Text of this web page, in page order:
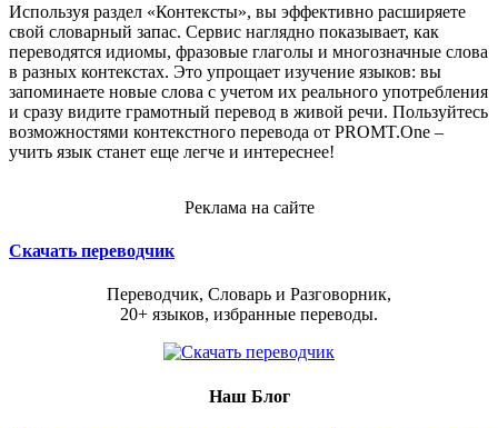
Используя раздел «Контексты», вы эффективно расширяете
свой словарный запас. Сервис наглядно показывает, как
переводятся идиомы, фразовые глаголы и многозначные слова
в разных контекстах. Это упрощает изучение языков: вы
запоминаете новые слова с учетом их реального употребления
и сразу видите грамотный перевод в живой речи. Пользуйтесь
возможностями контекстного перевода от PROMT.One –
учить язык станет еще легче и интереснее!
Реклама на сайте
Скачать переводчик
Переводчик, Словарь и Разговорник,
20+ языков, избранные переводы.
Наш Блог